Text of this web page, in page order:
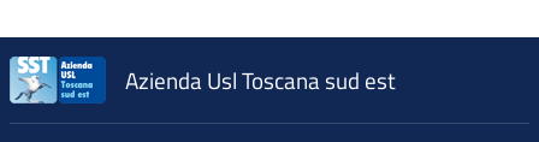
Azienda Usl Toscana sud est